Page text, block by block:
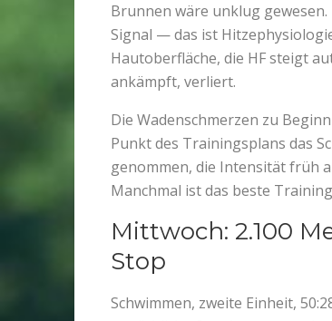
Brunnen wäre unklug
Signal — das ist
Hautoberfläche, die HF steigt
ankämpft, verliert.
Die Wadenschmerzen zu
Punkt des Trainingsplans das
genommen, die Intensität früh
Manchmal ist das beste
Mittwoch: 2.100
Stop
Schwimmen, zweite Einheit,